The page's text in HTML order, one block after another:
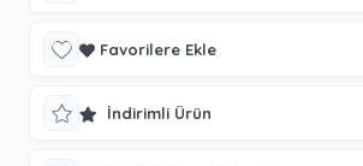
Favorilere Ekle
İndirimli Ürün